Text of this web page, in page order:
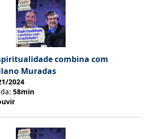
combina com
Muradas
2024
58min